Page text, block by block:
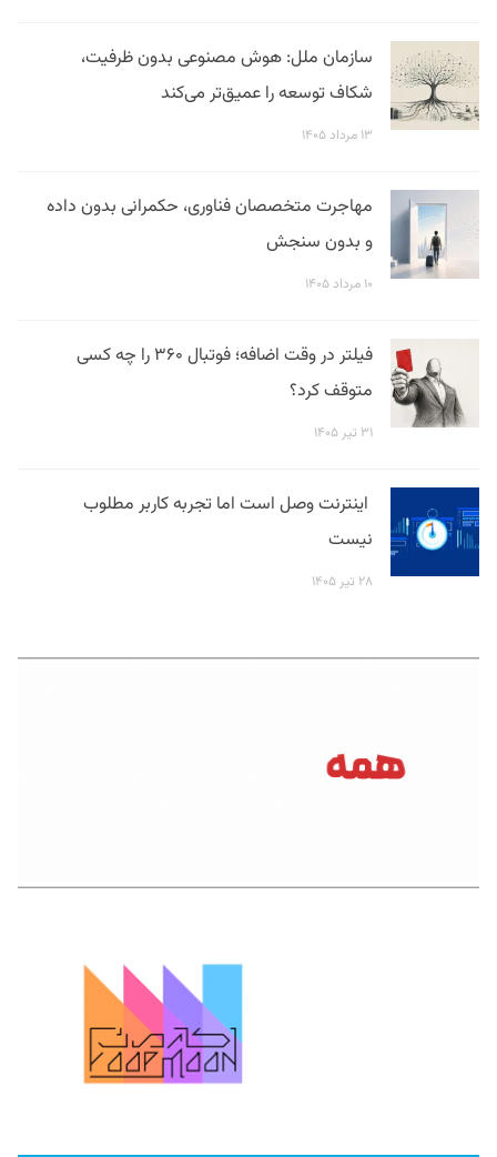
سازمان ملل: هوش مصنوعی بدون ظرفیت،
شکاف توسعه را عمیق‌تر می‌کند
۱۳ مرداد ۱۴۰۵
مهاجرت متخصصان فناوری، حکمرانی بدون داده
و بدون سنجش
۱۰ مرداد ۱۴۰۵
فیلتر در وقت اضافه؛ فوتبال ۳۶۰ را چه کسی
متوقف کرد؟
۳۱ تیر ۱۴۰۵
اینترنت وصل است اما تجربه کاربر مطلوب
نیست
۲۸ تیر ۱۴۰۵